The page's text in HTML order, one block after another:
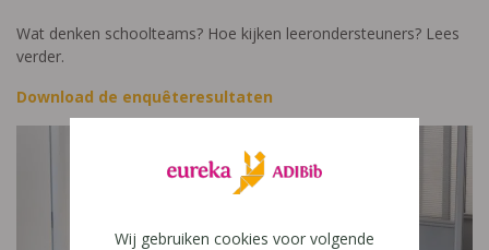
Wat denken schoolteams? Hoe kijken leerondersteuners? Lees
verder.
Download de enquêteresultaten
Wij gebruiken cookies voor volgende